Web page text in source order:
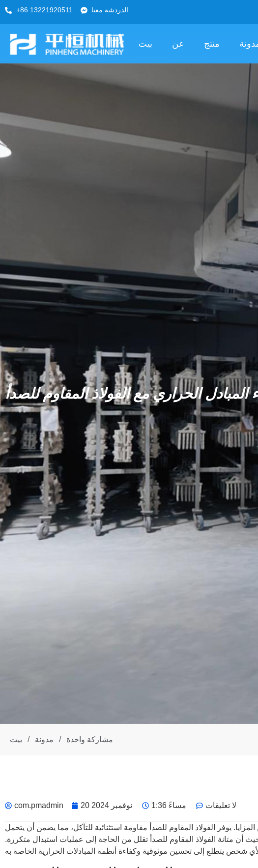
+86 13221920511 الدردشة معنا
بيت عن منتج
المبادل الحراري مع الفولاذ المقاوم للصدأ
بيت / مدونة / مشاركة واحدة
com.pmadmin لا تعليقات
يوفر الفولاذ المقاوم للصدأ مقاومة استثنائية للتآكل، مما يضمن أن يتحمل
أن متانة الفولاذ المقاوم للصدأ تقلل من الحاجة إلى عمليات استبدال متكررة.